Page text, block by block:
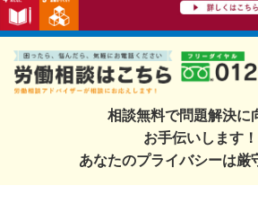
相談無料で問題解決に
お手伝いします！
あなたのプライバシーは厳